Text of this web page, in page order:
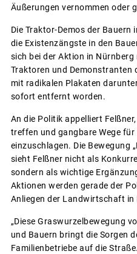
Äußerungen vernommen oder
Die Traktor-Demos der
die Existenzängste in den
sich bei der Aktion in Nürnberg
Traktoren und Demonstranten
mit radikalen Plakaten
sofort entfernt worden.
An die Politik appelliert
treffen und gangbare Wege
einzuschlagen. Die Bewegung
sieht Felßner nicht als
sondern als wichtige
Aktionen werden gerade der
Anliegen der Landwirtschaft
„Diese Graswurzelbewegung
und Bauern bringt die Sorgen
Familienbetriebe auf die